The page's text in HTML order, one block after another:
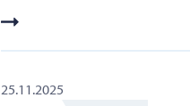
25.11.2025